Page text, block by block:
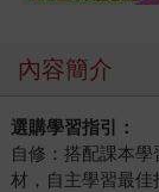
內容簡介
選購學習指引：
自修：搭配課本
材，自主學習最佳